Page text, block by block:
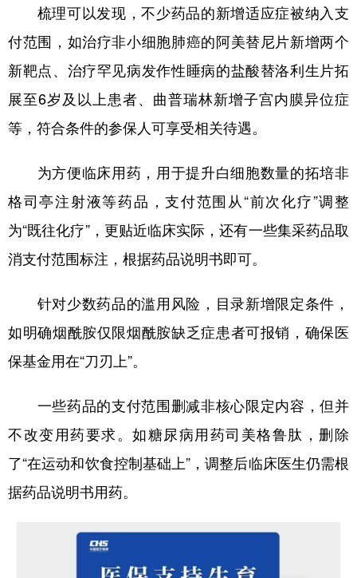
梳理可以发现，不少药品的新增适应症被纳入支
付范围，如治疗非小细胞肺癌的阿美替尼片新增两个
新靶点、治疗罕见病发作性睡病的盐酸替洛利生片拓
展至6岁及以上患者、曲普瑞林新增子宫内膜异位症
等，符合条件的参保人可享受相关待遇。
为方便临床用药，用于提升白细胞数量的拓培非
格司亭注射液等药品，支付范围从“前次化疗”调整
为“既往化疗”，更贴近临床实际，还有一些集采药品取
消支付范围标注，根据药品说明书即可。
针对少数药品的滥用风险，目录新增限定条件，
如明确烟酰胺仅限烟酰胺缺乏症患者可报销，确保医
保基金用在“刀刃上”。
一些药品的支付范围删减非核心限定内容，但并
不改变用药要求。如糖尿病用药司美格鲁肽，删除
了“在运动和饮食控制基础上”，调整后临床医生仍需根
据药品说明书用药。